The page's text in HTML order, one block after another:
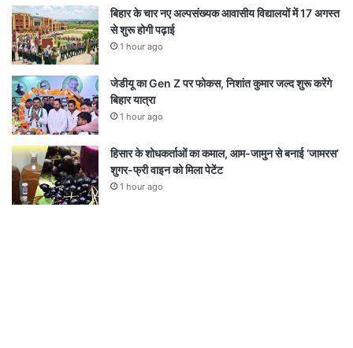
बिहार के चार नए अल्पसंख्यक आवासीय विद्यालयों में 17 अगस्त
से शुरू होगी पढ़ाई
1 hour ago
जेडीयू का Gen Z पर फोकस, निशांत कुमार जल्द शुरू करेंगे
बिहार यात्रा
1 hour ago
हिसार के शोधकर्ताओं का कमाल, आम-जामुन से बनाई ‘जामरस’
शुगर-फ्री वाइन को मिला पेटेंट
1 hour ago